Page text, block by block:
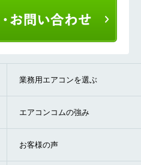
業務用エアコンを選ぶ
エアコンコムの強み
お客様の声